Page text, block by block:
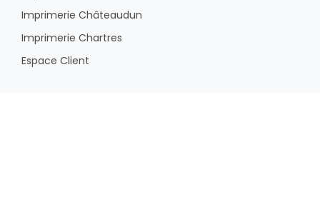
Imprimerie Châteaudun
Imprimerie Chartres
Espace Client